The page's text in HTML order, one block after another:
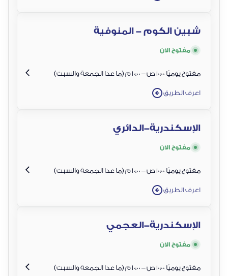
شبين الكوم - المنوفية
مفتوح الان
مفتوح يوميًا 10:00 ص – 10:00 م (ما عدا الجمعة والسبت)
اعرف الطريق
الإسكندرية-الدائري
مفتوح الان
مفتوح يوميًا 10:00 ص – 10:00 م (ما عدا الجمعة والسبت)
اعرف الطريق
الإسكندرية-العجمي
مفتوح الان
مفتوح يوميًا 10:00 ص – 10:00 م (ما عدا الجمعة والسبت)